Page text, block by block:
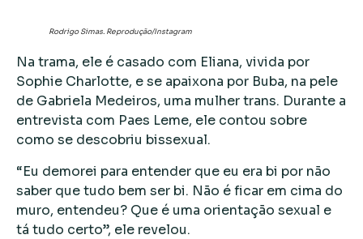
Rodrigo Simas. Reprodução/Instagram
Na trama, ele é casado com Eliana, vivida por
Sophie Charlotte, e se apaixona por Buba, na pele
de Gabriela Medeiros, uma mulher trans. Durante a
entrevista com Paes Leme, ele contou sobre
como se descobriu bissexual.
“Eu demorei para entender que eu era bi por não
saber que tudo bem ser bi. Não é ficar em cima do
muro, entendeu? Que é uma orientação sexual e
tá tudo certo”, ele revelou.